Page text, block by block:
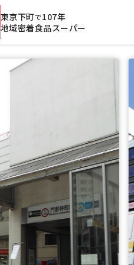
東京下町で107年
地域密着食品スーパー